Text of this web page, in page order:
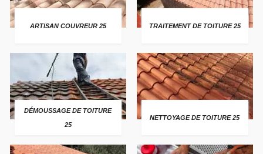
ARTISAN COUVREUR 25 TRAITEMENT DE TOITURE 25
DÉMOUSSAGE DE TOITURE
25
NETTOYAGE DE TOITURE 25